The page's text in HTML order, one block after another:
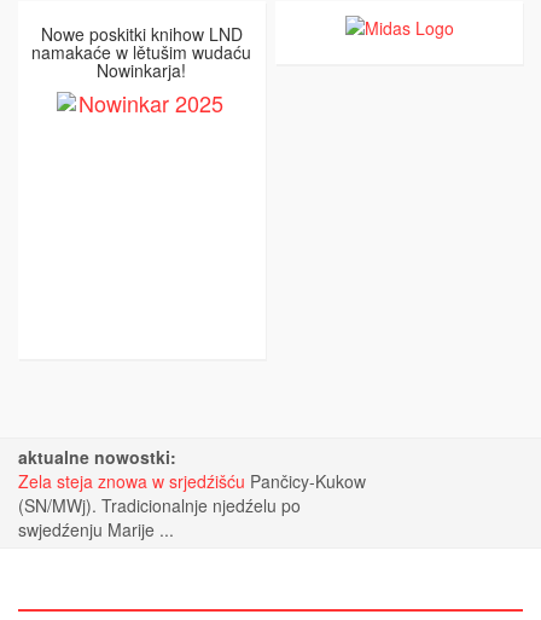
Nowe poskitki knihow LND
namakaće w lětušim wudaću
Nowinkarja!
aktualne nowostki:
Zela steja znowa w srjedźišću Pančicy-Kukow
(SN/MWj). Tradicionalnje njedźelu po
swjedźenju Marije ...